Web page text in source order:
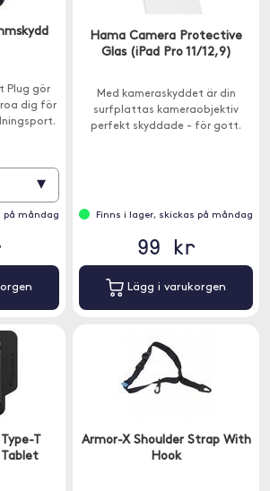
Plug gör
dig för
▾
på måndag
Hama Camera Protective
Glas (iPad Pro 11/12,9)
Med kameraskyddet är din
surfplattas kameraobjektiv
perfekt skyddade - för gott.
Finns i lager, skickas på måndag
99 kr
Lägg i varukorgen
T
Armor-X Shoulder Strap With
Hook